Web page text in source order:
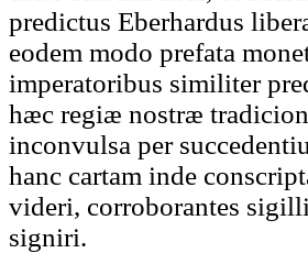
predictus Eberhardus
eodem modo prefata
imperatoribus similiter
hæc regiæ nostræ
inconvulsa per
hanc cartam inde
videri, corroborantes
signiri.